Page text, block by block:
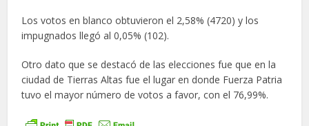
Los votos en blanco obtuvieron el 2,58% (4720) y los
impugnados llegó al 0,05% (102).
Otro dato que se destacó de las elecciones fue que en la
ciudad de Tierras Altas fue el lugar en donde Fuerza Patria
tuvo el mayor número de votos a favor, con el 76,99%.